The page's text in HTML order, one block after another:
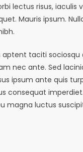
lectus risus, iaculis
Mauris ipsum.
taciti
nec ante. Sed
ipsum ante quis
consequat
magna luctus